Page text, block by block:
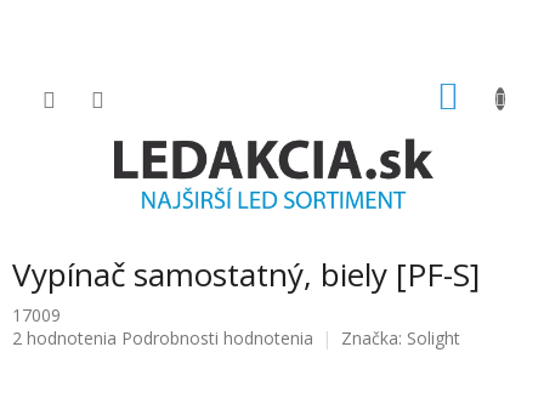
Vypínač samostatný, biely [PF-S]
17009
Priemerné
2 hodnotenia Podrobnosti hodnotenia Značka: Solight